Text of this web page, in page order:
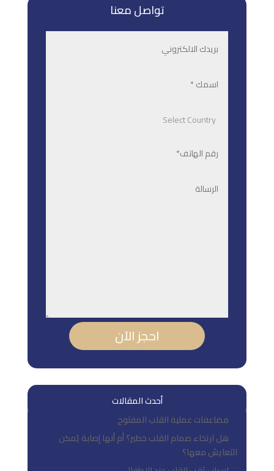
تواصل معنا
احجز الآن
أحدث المقالات
مضاعفات عملية القلب المفتوح
هل ارتخاء صمام القلب خطير؟ أم أنها إصابة يُمكن
التعايش معها؟